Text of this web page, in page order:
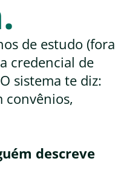
de estudo (fora
credencial de
sistema te diz:
convênios,
descreve